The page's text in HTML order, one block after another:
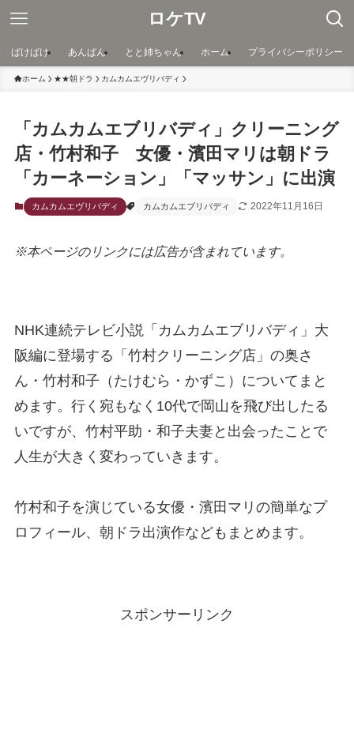
ロケTV
ばけばけ あんぱん とと姉ちゃん ホーム プライバシーポリシー
ホーム ★★朝ドラ カムカムエヴリバディ
「カムカムエブリバディ」クリーニング
店・竹村和子 女優・濱田マリは朝ドラ
「カーネーション」「マッサン」に出演
カムカムエヴリバディ カムカムエブリバディ 2022年11月16日
※本ページのリンクには広告が含まれています。
NHK連続テレビ小説「カムカムエブリバディ」大
阪編に登場する「竹村クリーニング店」の奥さ
ん・竹村和子（たけむら・かずこ）についてまと
めます。行く宛もなく10代で岡山を飛び出したる
いですが、竹村平助・和子夫妻と出会ったことで
人生が大きく変わっていきます。
竹村和子を演じている女優・濱田マリの簡単なプ
ロフィール、朝ドラ出演作などもまとめます。
スポンサーリンク